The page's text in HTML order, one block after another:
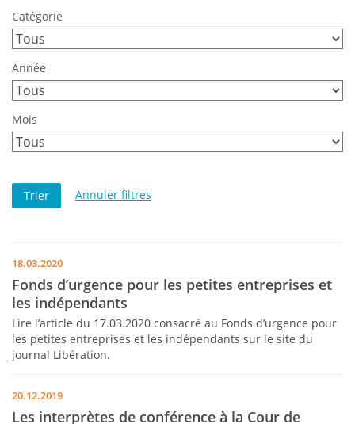
Catégorie
Année
Mois
Annuler filtres
18.03.2020
Fonds d’urgence pour les petites entreprises et
les indépendants
Lire l’article du 17.03.2020 consacré au Fonds d’urgence pour
les petites entreprises et les indépendants sur le site du
journal Libération.
20.12.2019
Les interprètes de conférence à la Cour de